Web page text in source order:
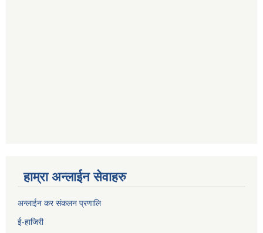
हाम्रा अन्लाईन सेवाहरु
अन्लाईन कर संकलन प्रणालि
ई-हाजिरी